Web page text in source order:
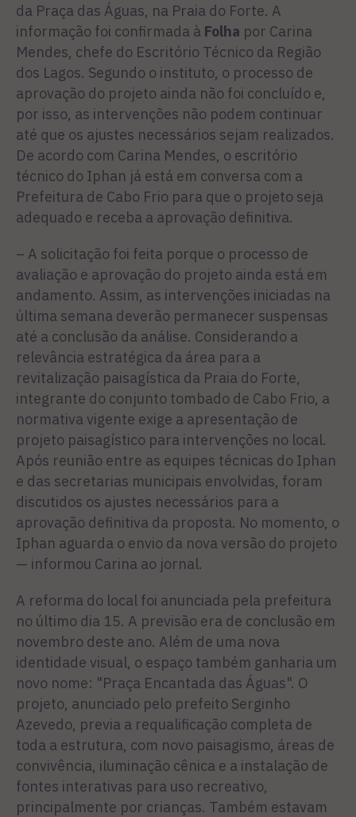
da Praça das Águas, na Praia do Forte. A
informação foi confirmada à Folha por Carina
Mendes, chefe do Escritório Técnico da Região
dos Lagos. Segundo o instituto, o processo de
aprovação do projeto ainda não foi concluído e,
por isso, as intervenções não podem continuar
até que os ajustes necessários sejam realizados.
De acordo com Carina Mendes, o escritório
técnico do Iphan já está em conversa com a
Prefeitura de Cabo Frio para que o projeto seja
adequado e receba a aprovação definitiva.
– A solicitação foi feita porque o processo de
avaliação e aprovação do projeto ainda está em
andamento. Assim, as intervenções iniciadas na
última semana deverão permanecer suspensas
até a conclusão da análise. Considerando a
relevância estratégica da área para a
revitalização paisagística da Praia do Forte,
integrante do conjunto tombado de Cabo Frio, a
normativa vigente exige a apresentação de
projeto paisagístico para intervenções no local.
Após reunião entre as equipes técnicas do Iphan
e das secretarias municipais envolvidas, foram
discutidos os ajustes necessários para a
aprovação definitiva da proposta. No momento, o
Iphan aguarda o envio da nova versão do projeto
— informou Carina ao jornal.
A reforma do local foi anunciada pela prefeitura
no último dia 15. A previsão era de conclusão em
novembro deste ano. Além de uma nova
identidade visual, o espaço também ganharia um
novo nome: "Praça Encantada das Águas". O
projeto, anunciado pelo prefeito Serginho
Azevedo, previa a requalificação completa de
toda a estrutura, com novo paisagismo, áreas de
convivência, iluminação cênica e a instalação de
fontes interativas para uso recreativo,
principalmente por crianças. Também estavam